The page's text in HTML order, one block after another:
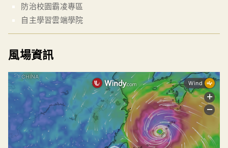
防治校園霸凌專區
自主學習雲端學院
風場資訊